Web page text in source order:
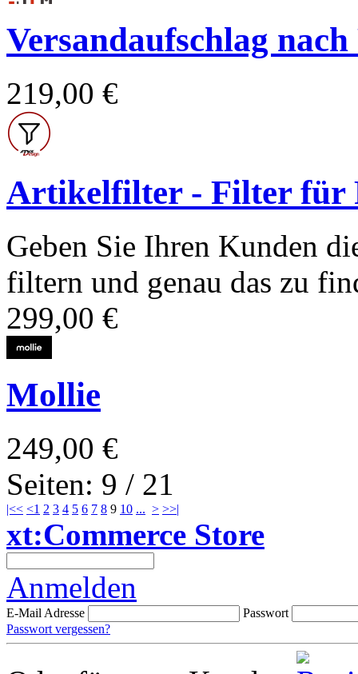
Versandaufschlag
219,00 €
Artikelfilter - Filter für
Geben Sie Ihren Kunden
filtern und genau das zu
299,00 €
Mollie
249,00 €
Seiten: 9 / 21
|<< <1 2 3 4 5 6 7 8 9 10 ... > >>|
xt:Commerce Store
Anmelden
E-Mail Adresse
Passwort
Passwort vergessen?